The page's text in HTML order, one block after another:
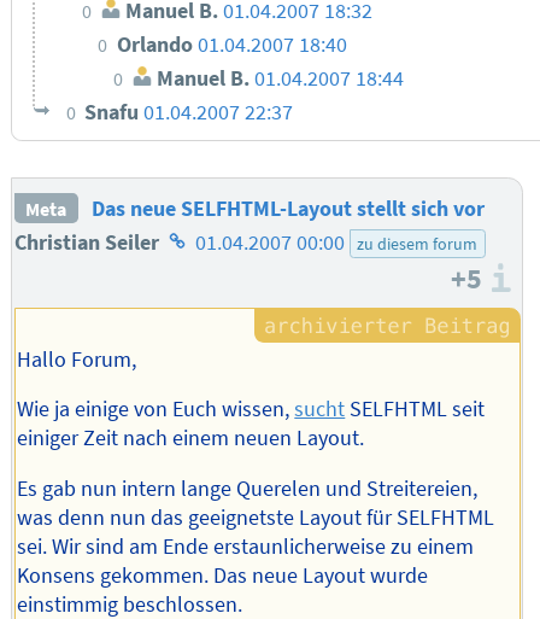
0 Manuel B. 01.04.2007 18:32
0 Orlando01.04.2007 18:40
0 Manuel B.01.04.2007 18:44
0 Snafu01.04.2007 22:37
Meta
Das neue SELFHTML-Layout stellt sich vor
Christian Seiler Homepage
Autors
01.04.2007 00:00 zu diesem forum
+5
Hallo Forum,
Wie ja einige von Euch wissen,sucht SELFHTML seit
einiger Zeit nach einem neuen Layout.
Es gab nun intern lange Querelen und Streitereien,
was denn nun das geeignetste Layout für SELFHTML
sei. Wir sind am Ende erstaunlicherweise zu einem
Konsens gekommen. Das neue Layout wurde
einstimmig beschlossen.